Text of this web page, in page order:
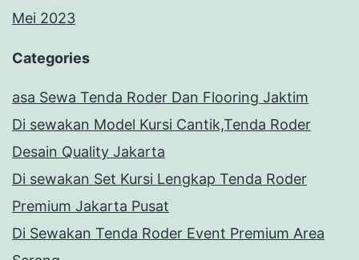
Mei 2023
Categories
asa Sewa Tenda Roder Dan Flooring Jaktim
Di sewakan Model Kursi Cantik,Tenda Roder
Desain Quality Jakarta
Di sewakan Set Kursi Lengkap Tenda Roder
Premium Jakarta Pusat
Di Sewakan Tenda Roder Event Premium Area